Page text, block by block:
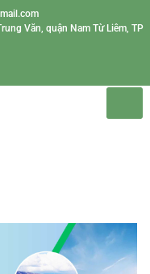
Văn, quận Nam Từ Liêm, TP